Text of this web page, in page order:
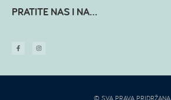
PRATITE NAS I NA...
© SVA PRAVA PRIDRŽANA